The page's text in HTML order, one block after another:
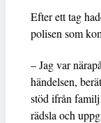
Efter ett tag
polisen som
– Jag var
händelsen,
stöd ifrån
rädsla och